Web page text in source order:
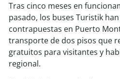
soycalama
soyantofagasta
soycopiapó
Tras cinco meses en
pasado, los buses Turistik
contrapuestas en Puerto
transporte de dos pisos que
gratuitos para visitantes y
regional.